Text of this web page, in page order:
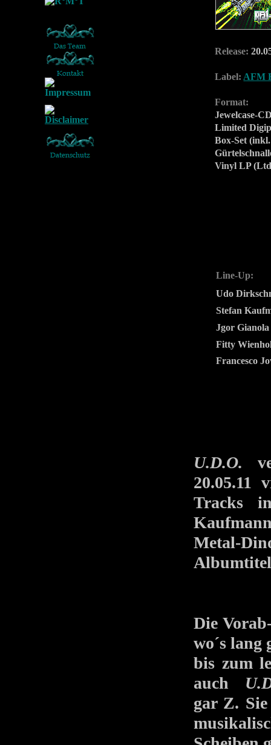
Release:
Label: AFM
Format:
Jewelcase-
Limited
Box-Set
Vinyl LP
Line-Up:
Udo
Stefan
Jgor Gianola
Fitty
Francesco
U.D.O.
20.05.11
Tracks
Metal-
Die
wo´s lang
bis zum
auch
gar Z.